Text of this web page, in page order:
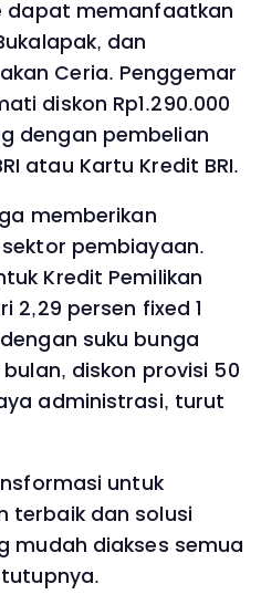
dapat memanfaatkan
dan
Ceria. Penggemar
diskon Rp1.290.000
dengan pembelian
atau Kartu Kredit BRI.
memberikan
pembiayaan.
Kredit Pemilikan
2,29 persen fixed 1
suku bunga
diskon provisi 50
administrasi, turut
untuk
terbaik dan solusi
mudah diakses semua